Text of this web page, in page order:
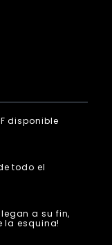
disponible
todo el
a su fin,
la esquina!